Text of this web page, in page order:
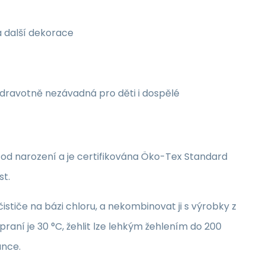
další dekorace
nezávadná pro děti i dospělé
narození a je certifikována Öko-Tex Standard
na bázi chloru, a nekombinovat ji s výrobky z
je 30 °C, žehlit lze lehkým žehlením do 200